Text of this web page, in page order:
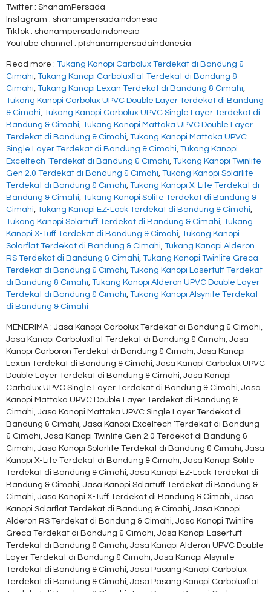
Twitter : ShanamPersada
Instagram : shanampersadaindonesia
Tiktok : shanampersadaindonesia
Youtube channel : ptshanampersadaindonesia
Read more : Tukang Kanopi Carbolux Terdekat di Bandung &
Cimahi, Tukang Kanopi Carboluxflat Terdekat di Bandung &
Cimahi, Tukang Kanopi Lexan Terdekat di Bandung & Cimahi,
Tukang Kanopi Carbolux UPVC Double Layer Terdekat di Bandung
& Cimahi, Tukang Kanopi Carbolux UPVC Single Layer Terdekat di
Bandung & Cimahi, Tukang Kanopi Mattaka UPVC Double Layer
Terdekat di Bandung & Cimahi, Tukang Kanopi Mattaka UPVC
Single Layer Terdekat di Bandung & Cimahi, Tukang Kanopi
Exceltech ‘Terdekat di Bandung & Cimahi, Tukang Kanopi Twinlite
Gen 2.0 Terdekat di Bandung & Cimahi, Tukang Kanopi Solarlite
Terdekat di Bandung & Cimahi, Tukang Kanopi X-Lite Terdekat di
Bandung & Cimahi, Tukang Kanopi Solite Terdekat di Bandung &
Cimahi, Tukang Kanopi EZ-Lock Terdekat di Bandung & Cimahi,
Tukang Kanopi Solartuff Terdekat di Bandung & Cimahi, Tukang
Kanopi X-Tuff Terdekat di Bandung & Cimahi, Tukang Kanopi
Solarflat Terdekat di Bandung & Cimahi, Tukang Kanopi Alderon
RS Terdekat di Bandung & Cimahi, Tukang Kanopi Twinlite Greca
Terdekat di Bandung & Cimahi, Tukang Kanopi Lasertuff Terdekat
di Bandung & Cimahi, Tukang Kanopi Alderon UPVC Double Layer
Terdekat di Bandung & Cimahi, Tukang Kanopi Alsynite Terdekat
di Bandung & Cimahi
MENERIMA : Jasa Kanopi Carbolux Terdekat di Bandung & Cimahi,
Jasa Kanopi Carboluxflat Terdekat di Bandung & Cimahi, Jasa
Kanopi Carboron Terdekat di Bandung & Cimahi, Jasa Kanopi
Lexan Terdekat di Bandung & Cimahi, Jasa Kanopi Carbolux UPVC
Double Layer Terdekat di Bandung & Cimahi, Jasa Kanopi
Carbolux UPVC Single Layer Terdekat di Bandung & Cimahi, Jasa
Kanopi Mattaka UPVC Double Layer Terdekat di Bandung &
Cimahi, Jasa Kanopi Mattaka UPVC Single Layer Terdekat di
Bandung & Cimahi, Jasa Kanopi Exceltech ‘Terdekat di Bandung
& Cimahi, Jasa Kanopi Twinlite Gen 2.0 Terdekat di Bandung &
Cimahi, Jasa Kanopi Solarlite Terdekat di Bandung & Cimahi, Jasa
Kanopi X-Lite Terdekat di Bandung & Cimahi, Jasa Kanopi Solite
Terdekat di Bandung & Cimahi, Jasa Kanopi EZ-Lock Terdekat di
Bandung & Cimahi, Jasa Kanopi Solartuff Terdekat di Bandung &
Cimahi, Jasa Kanopi X-Tuff Terdekat di Bandung & Cimahi, Jasa
Kanopi Solarflat Terdekat di Bandung & Cimahi, Jasa Kanopi
Alderon RS Terdekat di Bandung & Cimahi, Jasa Kanopi Twinlite
Greca Terdekat di Bandung & Cimahi, Jasa Kanopi Lasertuff
Terdekat di Bandung & Cimahi, Jasa Kanopi Alderon UPVC Double
Layer Terdekat di Bandung & Cimahi, Jasa Kanopi Alsynite
Terdekat di Bandung & Cimahi, Jasa Pasang Kanopi Carbolux
Terdekat di Bandung & Cimahi, Jasa Pasang Kanopi Carboluxflat